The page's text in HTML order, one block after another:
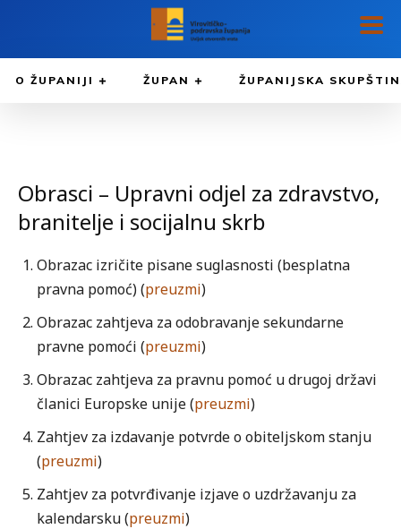
O ŽUPANIJI ŽUPAN ŽUPANIJSKA
Obrasci – Upravni odjel za zdravstvo,
branitelje i socijalnu skrb
Obrazac izričite pisane suglasnosti (besplatna
pravna pomoć) (preuzmi)
Obrazac zahtjeva za odobravanje sekundarne
pravne pomoći (preuzmi)
Obrazac zahtjeva za pravnu pomoć u drugoj državi
članici Europske unije (preuzmi)
Zahtjev za izdavanje potvrde o obiteljskom stanju
(preuzmi)
Zahtjev za potvrđivanje izjave o uzdržavanju za
kalendarsku (preuzmi)